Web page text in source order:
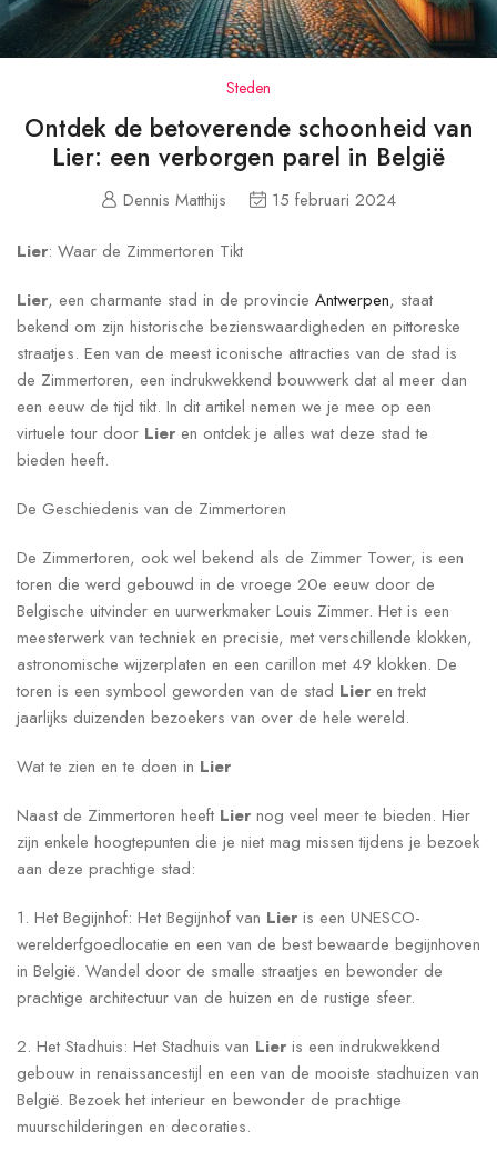
Steden
Ontdek de betoverende schoonheid van
Lier: een verborgen parel in België
Dennis Matthijs 15 februari 2024
Lier: Waar de Zimmertoren Tikt
Lier, een charmante stad in de provincie Antwerpen, staat
bekend om zijn historische bezienswaardigheden en pittoreske
straatjes. Een van de meest iconische attracties van de stad is
de Zimmertoren, een indrukwekkend bouwwerk dat al meer dan
een eeuw de tijd tikt. In dit artikel nemen we je mee op een
virtuele tour door Lier en ontdek je alles wat deze stad te
bieden heeft.
De Geschiedenis van de Zimmertoren
De Zimmertoren, ook wel bekend als de Zimmer Tower, is een
toren die werd gebouwd in de vroege 20e eeuw door de
Belgische uitvinder en uurwerkmaker Louis Zimmer. Het is een
meesterwerk van techniek en precisie, met verschillende klokken,
astronomische wijzerplaten en een carillon met 49 klokken. De
toren is een symbool geworden van de stad Lier en trekt
jaarlijks duizenden bezoekers van over de hele wereld.
Wat te zien en te doen in Lier
Naast de Zimmertoren heeft Lier nog veel meer te bieden. Hier
zijn enkele hoogtepunten die je niet mag missen tijdens je bezoek
aan deze prachtige stad:
1. Het Begijnhof: Het Begijnhof van Lier is een UNESCO-
werelderfgoedlocatie en een van de best bewaarde begijnhoven
in België. Wandel door de smalle straatjes en bewonder de
prachtige architectuur van de huizen en de rustige sfeer.
2. Het Stadhuis: Het Stadhuis van Lier is een indrukwekkend
gebouw in renaissancestijl en een van de mooiste stadhuizen van
België. Bezoek het interieur en bewonder de prachtige
muurschilderingen en decoraties.